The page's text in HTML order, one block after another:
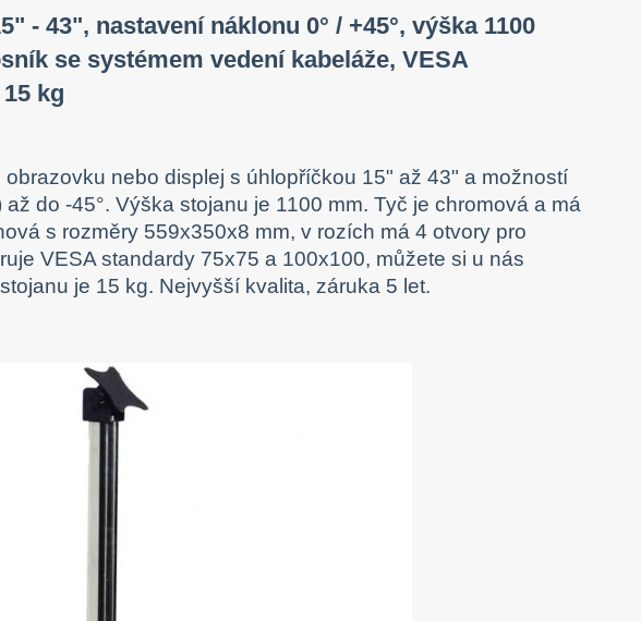
- 43", nastavení náklonu 0° / +45°, výška 1100
se systémem vedení kabeláže, VESA
kg
nebo displej s úhlopříčkou 15" až 43" a možností
do -45°. Výška stojanu je 1100 mm. Tyč je chromová a má
s rozměry 559x350x8 mm, v rozích má 4 otvory pro
VESA standardy 75x75 a 100x100, můžete si u nás
je 15 kg. Nejvyšší kvalita, záruka 5 let.